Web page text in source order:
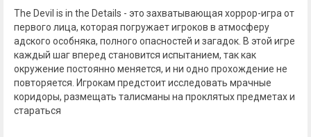
The Devil is in the Details - это захватывающая хоррор-игра от
первого лица, которая погружает игроков в атмосферу
адского особняка, полного опасностей и загадок. В этой игре
каждый шаг вперед становится испытанием, так как
окружение постоянно меняется, и ни одно прохождение не
повторяется. Игрокам предстоит исследовать мрачные
коридоры, размещать талисманы на проклятых предметах и
стараться